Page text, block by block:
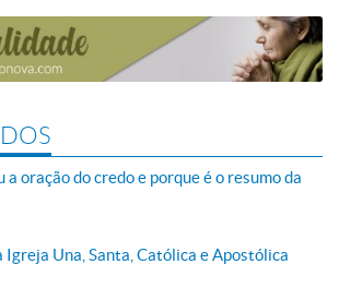
a oração do credo e porque é o resumo da
Igreja Una, Santa, Católica e Apostólica